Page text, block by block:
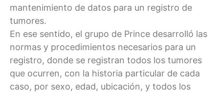
mantenimiento de datos para un registro de
tumores.
En ese sentido, el grupo de Prince desarrolló las
normas y procedimientos necesarios para un
registro, donde se registran todos los tumores
que ocurren, con la historia particular de cada
caso, por sexo, edad, ubicación, y todos los